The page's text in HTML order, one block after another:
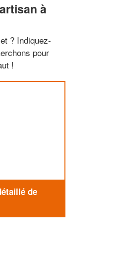
à
? Indiquez-
pour
!
de